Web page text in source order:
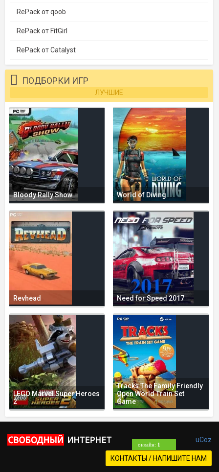
RePack от qoob
RePack от FitGirl
RePack от Catalyst
ПОДБОРКИ ИГР
ЛУЧШИЕ
Bloody Rally Show World of Diving
Revhead Need for Speed 2017
LEGO Marvel Super Heroes
2
Tracks The Family Friendly
Open World Train Set
Game
онлайн: 1
uCoz
КОНТАКТЫ / НАПИШИТЕ НАМ